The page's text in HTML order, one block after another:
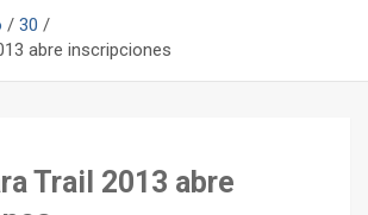
30
abre inscripciones
Trail 2013 abre